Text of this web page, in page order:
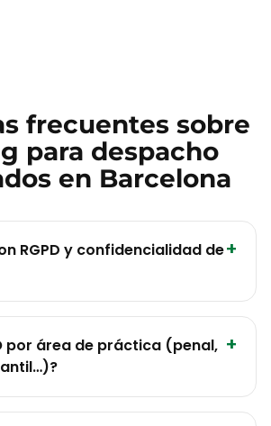
frecuentes sobre
para despacho
en Barcelona
RGPD y confidencialidad de+
por área de práctica (penal, +